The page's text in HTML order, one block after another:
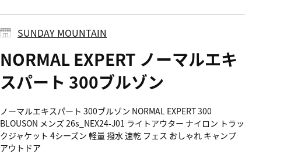
SUNDAY MOUNTAIN
NORMAL EXPERT ノーマルエキ
スパート 300ブルゾン
ノーマルエキスパート 300ブルゾン NORMAL EXPERT 300
BLOUSON メンズ 26s_NEX24-J01 ライトアウター ナイロン トラッ
クジャケット 4シーズン 軽量 撥水 速乾 フェス おしゃれ キャンプ
アウトドア